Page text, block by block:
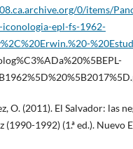
0/items/
iconologia-epl-fs-1962-
O. (2011). El Salvador: las
(1990-1992) (1.ª ed.). Nuevo